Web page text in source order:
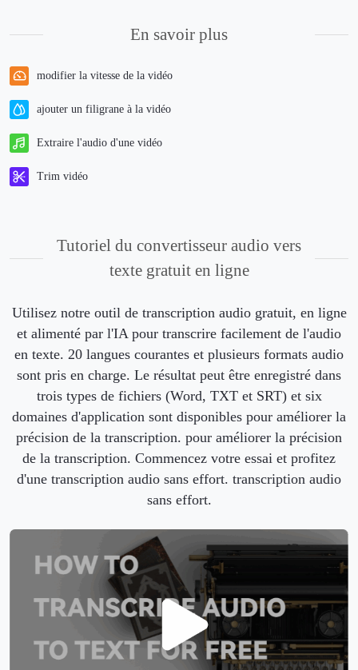
En savoir plus
modifier la vitesse de la vidéo
ajouter un filigrane à la vidéo
Extraire l'audio d'une vidéo
Trim vidéo
Tutoriel du convertisseur audio vers
texte gratuit en ligne
Utilisez notre outil de transcription audio gratuit, en ligne
et alimenté par l'IA pour transcrire facilement de l'audio
en texte. 20 langues courantes et plusieurs formats audio
sont pris en charge. Le résultat peut être enregistré dans
trois types de fichiers (Word, TXT et SRT) et six
domaines d'application sont disponibles pour améliorer la
précision de la transcription. pour améliorer la précision
de la transcription. Commencez votre essai et profitez
d'une transcription audio sans effort. transcription audio
sans effort.